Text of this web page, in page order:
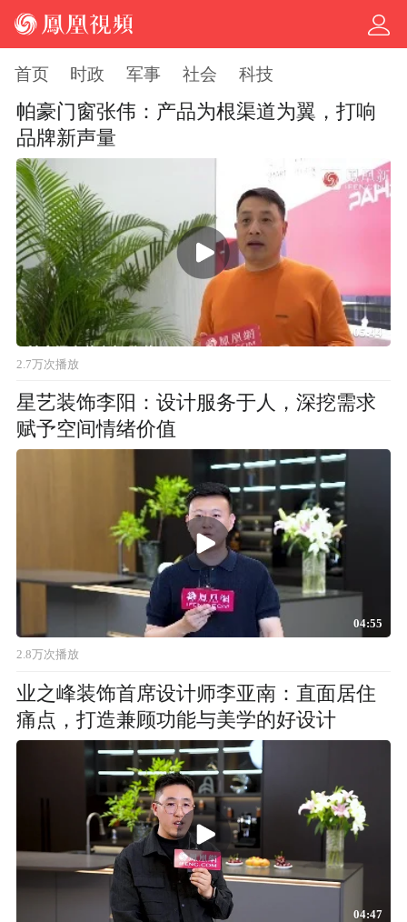
首页 时政 军事 社会 科技
帕豪门窗张伟：产品为根渠道为翼，打响
品牌新声量
05:44
2.7万次播放
星艺装饰李阳：设计服务于人，深挖需求
赋予空间情绪价值
04:55
2.8万次播放
业之峰装饰首席设计师李亚南：直面居住
痛点，打造兼顾功能与美学的好设计
04:47